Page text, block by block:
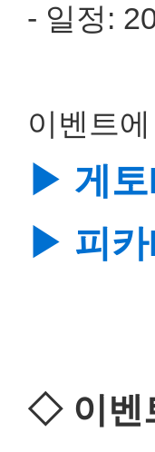
- 일정:
이벤트
▶ 게토
▶ 피카
◇ 이벤